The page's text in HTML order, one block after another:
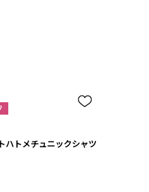
ハトメチュニックシャツ